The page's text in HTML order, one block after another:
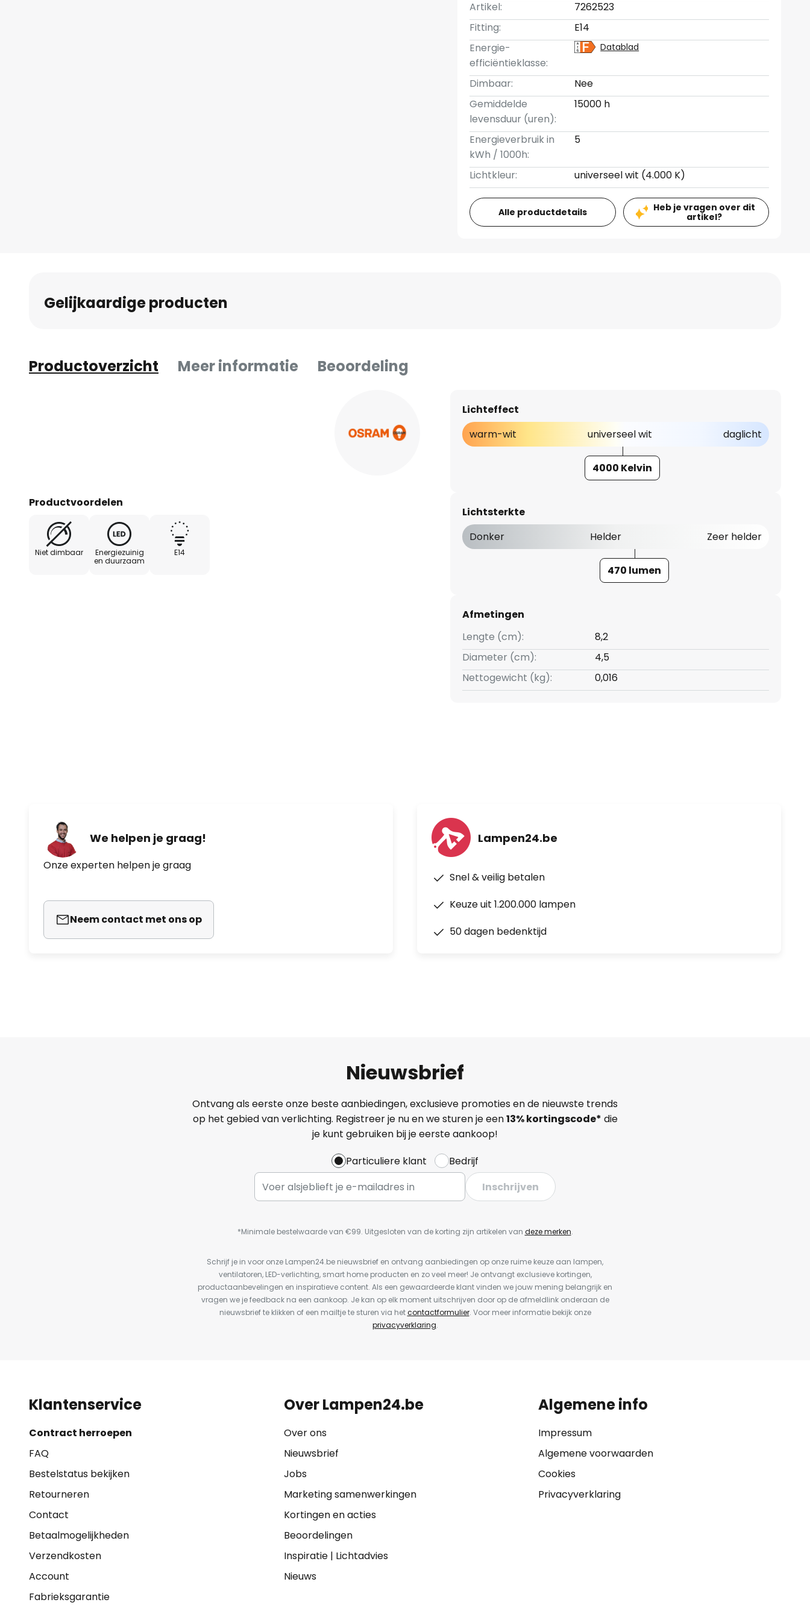
Artikel:
7262523
Fitting:
E14
Energie-
efficiëntieklasse:
Datablad
Dimbaar:
Nee
Gemiddelde
levensduur (uren):
15000 h
Energieverbruik in
kWh / 1000h:
5
Lichtkleur: universeel wit (4.000 K)
Alle productdetails
Heb je vragen over dit
artikel?
Gelijkaardige producten
Productoverzicht Meer informatie Beoordeling
Productvoordelen
Niet dimbaar
Energiezuinig
en duurzaam
E14
Lichteffect
warm-wit
universeel wit daglicht
4000 Kelvin
Lichtsterkte
Donker
Helder Zeer helder
470 lumen
Afmetingen
Lengte (cm):
8,2
Diameter (cm):
4,5
Nettogewicht (kg):
0,016
We helpen je graag!
Onze experten helpen je graag
Neem contact met ons op
Lampen24.be
Snel & veilig betalen
Keuze uit 1.200.000 lampen
50 dagen bedenktijd
Nieuwsbrief
Ontvang als eerste onze beste aanbiedingen, exclusieve promoties en de nieuwste trends
op het gebied van verlichting. Registreer je nu en we sturen je een13%kortingscode* die
je kunt gebruiken bij je eerste aankoop!
Particuliere klant
Bedrijf
Inschrijven
*Minimale bestelwaarde van €99. Uitgesloten van de korting zijn artikelen van deze merken.
Schrijf je in voor onze Lampen24.be nieuwsbrief en ontvang aanbiedingen op onze ruime keuze aan lampen,
ventilatoren, LED-verlichting, smart home producten en zo veel meer! Je ontvangt exclusieve kortingen,
productaanbevelingen en inspiratieve content. Als een gewaardeerde klant vinden we jouw mening belangrijk en
vragen we je feedback na een aankoop. Je kan op elk moment uitschrijven door op de afmeldlink onderaan de
nieuwsbrief te klikken of een mailtje te sturen via hetcontactformulier. Voor meer informatie bekijk onze
privacyverklaring.
Klantenservice
Contract herroepen
FAQ
Bestelstatus bekijken
Retourneren
Contact
Betaalmogelijkheden
Verzendkosten
Account
Fabrieksgarantie
Over Lampen24.be
Over ons
Nieuwsbrief
Jobs
Marketing samenwerkingen
Kortingen en acties
Beoordelingen
Inspiratie| Lichtadvies
Nieuws
Algemene info
Impressum
Algemene voorwaarden
Cookies
Privacyverklaring